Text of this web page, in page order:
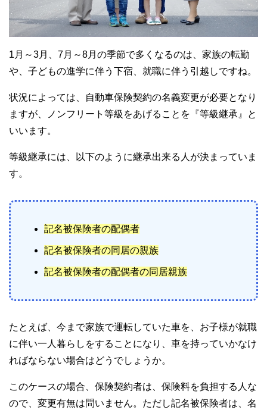
1月～3月、7月～8月の季節で多くなるのは、家族の転勤
や、子どもの進学に伴う下宿、就職に伴う引越しですね。
状況によっては、自動車保険契約の名義変更が必要となり
ますが、ノンフリート等級をあげることを『等級継承』と
いいます。
等級継承には、以下のように継承出来る人が決まっていま
す。
記名被保険者の配偶者
記名被保険者の同居の親族
記名被保険者の配偶者の同居親族
たとえば、今まで家族で運転していた車を、お子様が就職
に伴い一人暮らしをすることになり、車を持っていかなけ
ればならない場合はどうでしょうか。
このケースの場合、保険契約者は、保険料を負担する人な
ので、変更有無は問いません。ただし記名被保険者は、名